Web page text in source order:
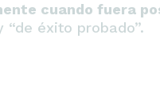
cuando fuera
éxito probado”.